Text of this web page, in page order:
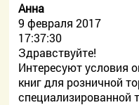
Анна
9 февраля 2017
17:37:30
Здравствуйте!
Интересуют условия
книг для розничной
специализированной